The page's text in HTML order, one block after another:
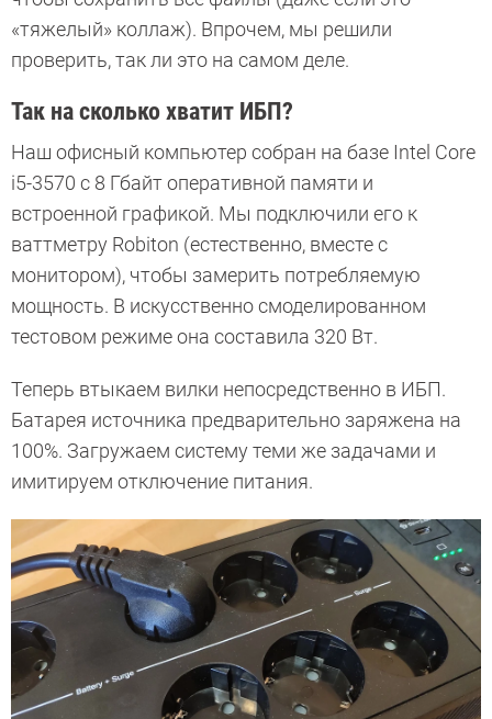
«тяжелый» коллаж). Впрочем, мы решили
проверить, так ли это на самом деле.
Так на сколько хватит ИБП?
Наш офисный компьютер собран на базе Intel Core
i5-3570 c 8 Гбайт оперативной памяти и
встроенной графикой. Мы подключили его к
ваттметру Robiton (естественно, вместе с
монитором), чтобы замерить потребляемую
мощность. В искусственно смоделированном
тестовом режиме она составила 320 Вт.
Теперь втыкаем вилки непосредственно в ИБП.
Батарея источника предварительно заряжена на
100%. Загружаем систему теми же задачами и
имитируем отключение питания.